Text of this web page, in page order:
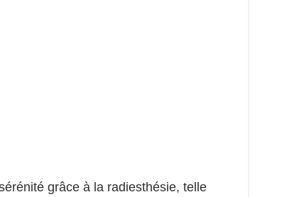
grâce à la radiesthésie, telle